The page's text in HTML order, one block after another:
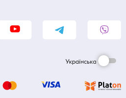
Українська